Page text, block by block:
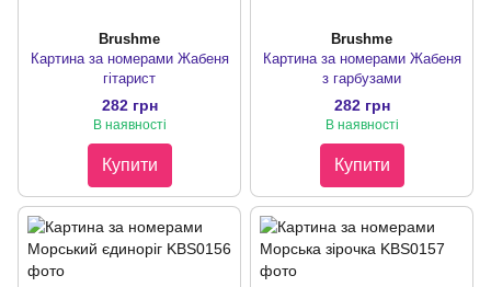
Brushme
Картина за номерами Жабеня
гітарист
282 грн
В наявності
Купити
Brushme
Картина за номерами Жабеня
з гарбузами
282 грн
В наявності
Купити